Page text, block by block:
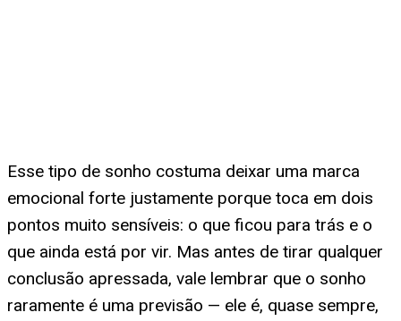
Esse tipo de sonho costuma deixar uma marca
emocional forte justamente porque toca em dois
pontos muito sensíveis: o que ficou para trás e o
que ainda está por vir. Mas antes de tirar qualquer
conclusão apressada, vale lembrar que o sonho
raramente é uma previsão — ele é, quase sempre,